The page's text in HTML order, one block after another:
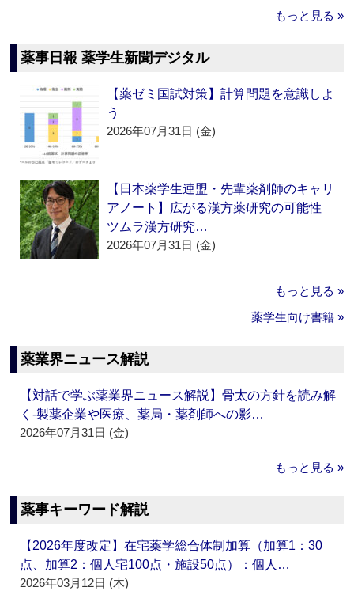
もっと見る »
薬事日報 薬学生新聞デジタル
【薬ゼミ国試対策】計算問題を意識しよ
う
2026年07月31日 (金)
【日本薬学生連盟・先輩薬剤師のキャリ
アノート】広がる漢方薬研究の可能性
ツムラ漢方研究…
2026年07月31日 (金)
もっと見る »
薬学生向け書籍 »
薬業界ニュース解説
【対話で学ぶ薬業界ニュース解説】骨太の方針を読み解
く‐製薬企業や医療、薬局・薬剤師への影…
2026年07月31日 (金)
もっと見る »
薬事キーワード解説
【2026年度改定】在宅薬学総合体制加算（加算1：30
点、加算2：個人宅100点・施設50点）：個人…
2026年03月12日 (木)